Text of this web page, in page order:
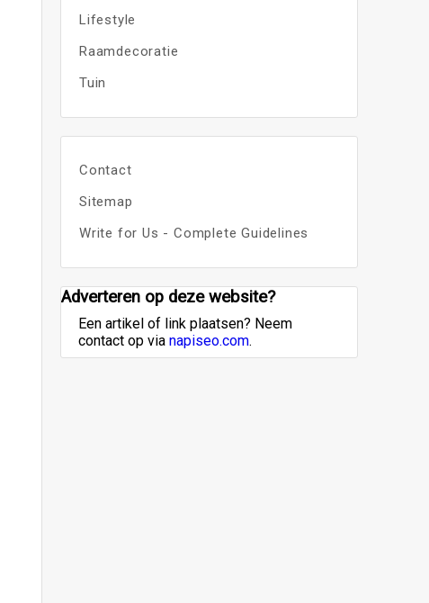
Lifestyle
Raamdecoratie
Tuin
Contact
Sitemap
Write for Us - Complete Guidelines
Adverteren op deze website?
Een artikel of link plaatsen? Neem
contact op via napiseo.com.